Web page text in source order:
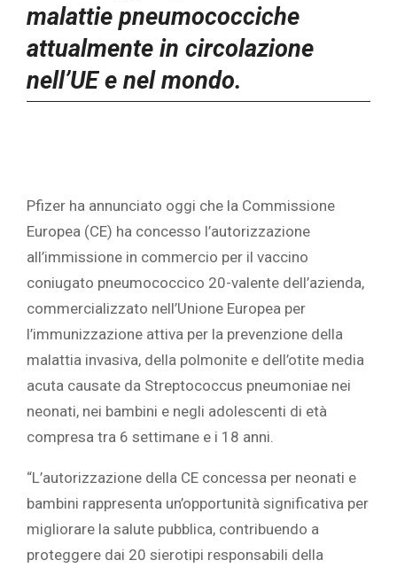
malattie pneumococciche
attualmente in circolazione
nell’UE e nel mondo.
Pfizer ha annunciato oggi che la Commissione
Europea (CE) ha concesso l’autorizzazione
all’immissione in commercio per il vaccino
coniugato pneumococcico 20-valente dell’azienda,
commercializzato nell’Unione Europea per
l’immunizzazione attiva per la prevenzione della
malattia invasiva, della polmonite e dell’otite media
acuta causate da Streptococcus pneumoniae nei
neonati, nei bambini e negli adolescenti di età
compresa tra 6 settimane e i 18 anni.
“L’autorizzazione della CE concessa per neonati e
bambini rappresenta un’opportunità significativa per
migliorare la salute pubblica, contribuendo a
proteggere dai 20 sierotipi responsabili della